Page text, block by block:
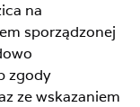
na
sporządzonej
zgody
ze wskazaniem